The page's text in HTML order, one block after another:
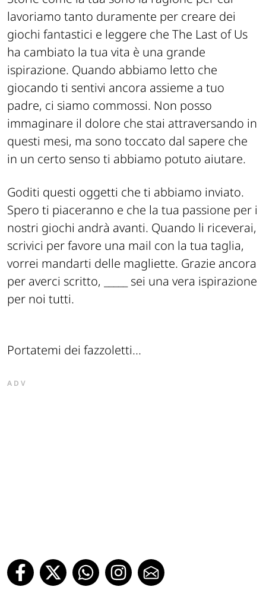
lavoriamo tanto duramente per creare dei
giochi fantastici e leggere che The Last of Us
ha cambiato la tua vita è una grande
ispirazione. Quando abbiamo letto che
giocando ti sentivi ancora assieme a tuo
padre, ci siamo commossi. Non posso
immaginare il dolore che stai attraversando in
questi mesi, ma sono toccato dal sapere che
in un certo senso ti abbiamo potuto aiutare.
Goditi questi oggetti che ti abbiamo inviato.
Spero ti piaceranno e che la tua passione per i
nostri giochi andrà avanti. Quando li riceverai,
scrivici per favore una mail con la tua taglia,
vorrei mandarti delle magliette. Grazie ancora
per averci scritto, _____ sei una vera ispirazione
per noi tutti.
Portatemi dei fazzoletti...
ADV